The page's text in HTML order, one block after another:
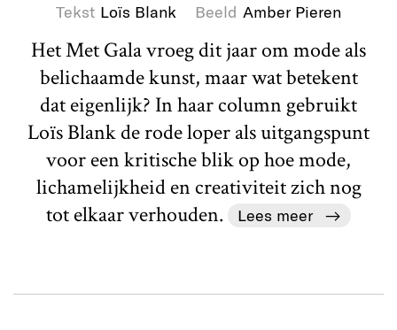
Tekst Loïs Blank Beeld Amber Pieren
Het Met Gala vroeg dit jaar om mode als
belichaamde kunst, maar wat betekent
dat eigenlijk? In haar column gebruikt
Loïs Blank de rode loper als uitgangspunt
voor een kritische blik op hoe mode,
lichamelijkheid en creativiteit zich nog
tot elkaar verhouden.
Lees meer